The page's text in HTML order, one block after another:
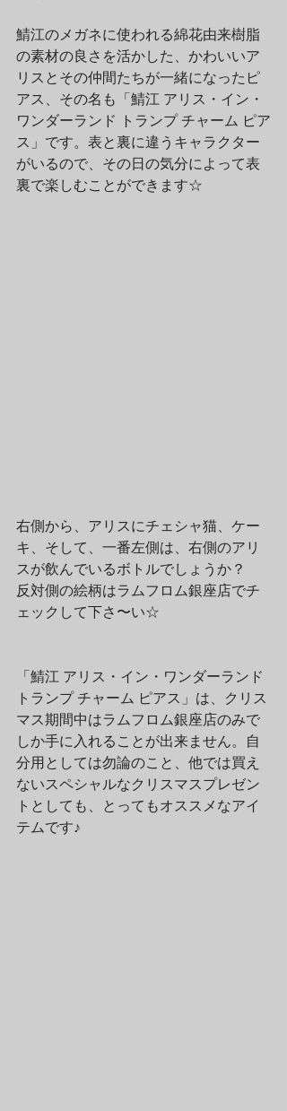
鯖江のメガネに使われる綿花由来樹脂
の素材の良さを活かした、かわいいア
リスとその仲間たちが一緒になったピ
アス、その名も「鯖江 アリス・イン・
ワンダーランド トランプ チャーム ピア
ス」です。表と裏に違うキャラクター
がいるので、その日の気分によって表
裏で楽しむことができます☆
右側から、アリスにチェシャ猫、ケー
キ、そして、一番左側は、右側のアリ
スが飲んでいるボトルでしょうか？
反対側の絵柄はラムフロム銀座店でチ
ェックして下さ〜い☆
「鯖江 アリス・イン・ワンダーランド
トランプ チャーム ピアス」は、クリス
マス期間中はラムフロム銀座店のみで
しか手に入れることが出来ません。自
分用としては勿論のこと、他では買え
ないスペシャルなクリスマスプレゼン
トとしても、とってもオススメなアイ
テムです♪